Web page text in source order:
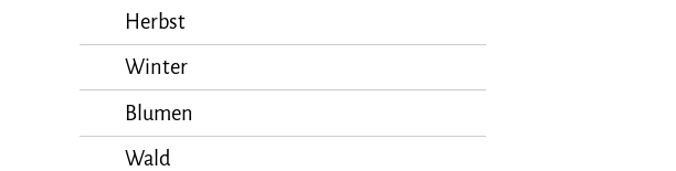
Herbst
Winter
Blumen
Wald